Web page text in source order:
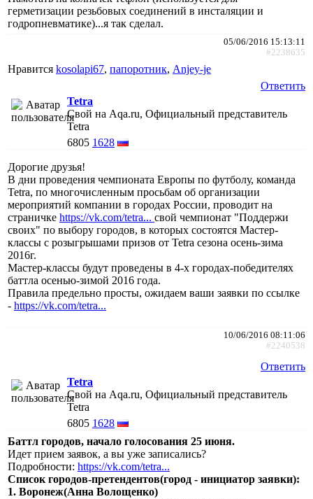
герметизации резьбовых соединений в инсталяции и
годропневматике)...я так сделал.
05/06/2016 15:13:11
#2238635
Нравится kosolapi67, папоротник, Anjey-je
Ответить
Tetra
Свой на Aqa.ru, Официальный представитель
Tetra
6805 1628
Дорогие друзья!
В дни проведения чемпионата Европы по футболу, команда
Tetra, по многочисленным просьбам об организации
мероприятий компании в городах России, проводит на
страничке https://vk.com/tetra... свой чемпионат "Поддержи
своих" по выбору городов, в которых состоятся Мастер-
классы c розыгрышами призов от Tetra сезона осень-зима
2016г.
Мастер-классы будут проведены в 4-х городах-победителях
баттла осенью-зимой 2016 года.
Правила предельно просты, ожидаем ваши заявки по ссылке
- https://vk.com/tetra...
10/06/2016 08:11:06
#2240538
Ответить
Tetra
Свой на Aqa.ru, Официальный представитель
Tetra
6805 1628
Баттл городов, начало голосования 25 июня.
Идет прием заявок, а вы уже записались?
Подробности: https://vk.com/tetra...
Список городов-претендентов(город - инициатор заявки):
1. Воронеж(Анна Волощенко)